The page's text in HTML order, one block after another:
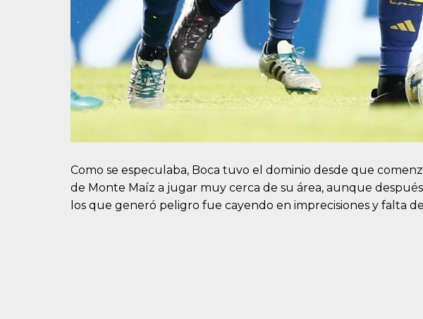
Como se especulaba, Boca tuvo el dominio desde que
de Monte Maíz a jugar muy cerca de su área, aunque
los que generó peligro fue cayendo en imprecisiones y falta